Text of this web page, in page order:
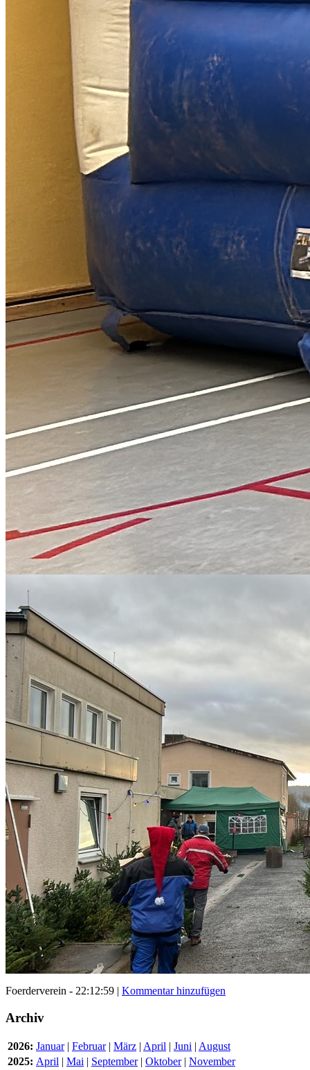
Foerderverein - 22:12:59 | Kommentar hinzufügen
Archiv
2026: Januar| Februar| März | April | Juni | August
2025: April | Mai | September| Oktober| November